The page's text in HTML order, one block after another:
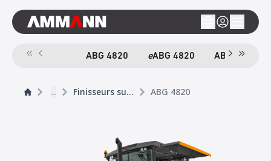
ABG 4820 eABG 4820 ABG 6820
... Finisseurs sur chenilles ABG 4820